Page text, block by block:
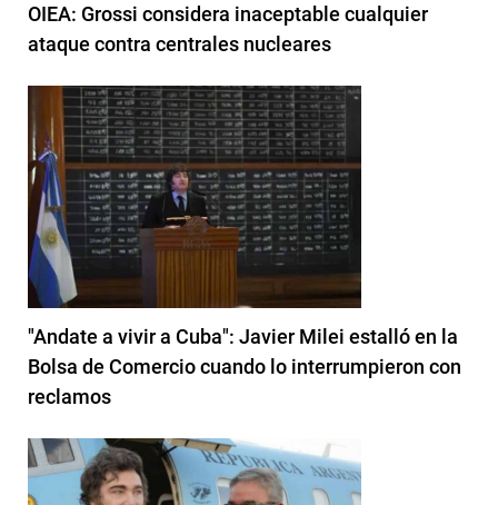
OIEA: Grossi considera inaceptable cualquier
ataque contra centrales nucleares
"Andate a vivir a Cuba": Javier Milei estalló en la
Bolsa de Comercio cuando lo interrumpieron con
reclamos